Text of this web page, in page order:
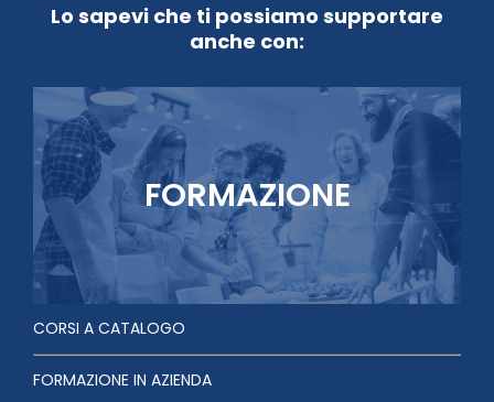
Lo sapevi che ti possiamo supportare
anche con:
FORMAZIONE
CORSI A CATALOGO
FORMAZIONE IN AZIENDA